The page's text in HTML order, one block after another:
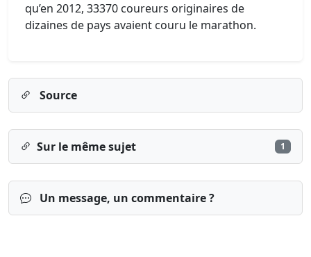
qu’en 2012, 33370 coureurs originaires de
dizaines de pays avaient couru le marathon.
Source
Sur le même sujet 1
Un message, un commentaire ?